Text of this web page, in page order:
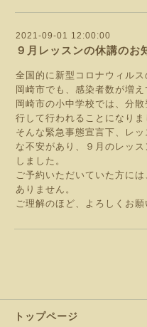
2021-09-01 12:00:00
９月レッスンの休講のお
全国的に新型コロナウィルス
岡崎市でも、感染者数が増え
岡崎市の小中学校では、分
行して行われることになりま
そんな緊急事態宣言下、レ
な不安があり、９月のレッ
しました。
ご予約いただいていた方に
ありません。
ご理解のほど、よろしくお願
トップページ